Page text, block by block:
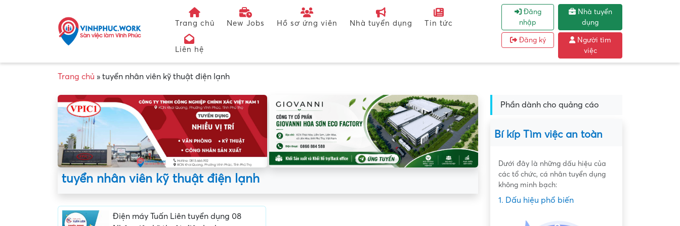
Trang chủ New Jobs Hồ sơ ứng viên Nhà tuyển dụng Tin tức
Liên hệ
Đăng
nhập
Đăng ký
Nhà tuyển
dụng
Người tìm
việc
Trang chủ » tuyển nhân viên kỹ thuật điện lạnh
tuyển nhân viên kỹ thuật điện lạnh
Điện máy Tuấn Liên tuyển dụng 08
Phần dành cho quảng cáo
Bí kíp Tìm việc an toàn
Dưới đây là những dấu hiệu của
các tổ chức, cá nhân tuyển dụng
không minh bạch:
1. Dấu hiệu phổ biến